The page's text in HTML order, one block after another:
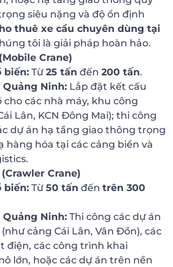
siêu nặng và độ ổn định
thuê xe cẩu chuyên dùng tại
tôi là giải pháp hoàn hảo.
Crane)
biến: Từ 25 tấn đến 200 tấn.
Ninh: Lắp đặt kết cấu
các nhà máy, khu công
Lân, KCN Đông Mai); thi công
dự án hạ tầng giao thông trọng
hàng hóa tại các cảng biển và
Crane)
biến: Từ 50 tấn đến trên 300
Ninh: Thi công các dự án
cảng Cái Lân, Vân Đồn), các
điện, các công trình khai
lớn, hoặc các dự án trên nền